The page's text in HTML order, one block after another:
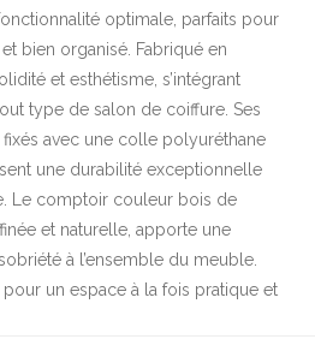
optimale, parfaits pour
bien organisé. Fabriqué en
et esthétisme, s’intégrant
type de salon de coiffure. Ses
avec une colle polyuréthane
une durabilité exceptionnelle
Le comptoir couleur bois de
et naturelle, apporte une
à l’ensemble du meuble.
un espace à la fois pratique et